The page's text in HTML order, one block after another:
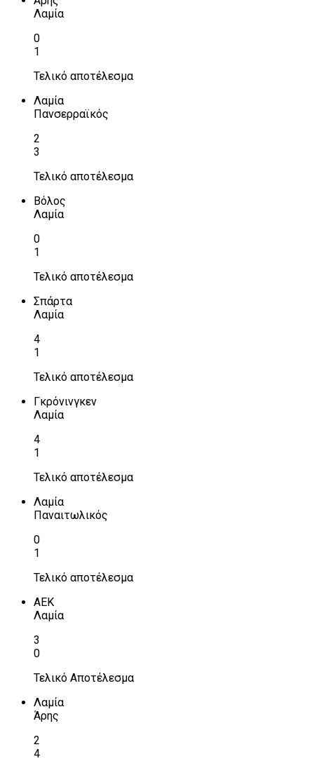
Λαμία
0
1
Τελικό αποτέλεσμα
Λαμία
Πανσερραϊκός
2
3
Τελικό αποτέλεσμα
Βόλος
Λαμία
0
1
Τελικό αποτέλεσμα
Σπάρτα
Λαμία
4
1
Τελικό αποτέλεσμα
Γκρόνινγκεν
Λαμία
4
1
Τελικό αποτέλεσμα
Λαμία
Παναιτωλικός
0
1
Τελικό αποτέλεσμα
ΑΕΚ
Λαμία
3
0
Τελικό Αποτέλεσμα
Λαμία
Άρης
2
4